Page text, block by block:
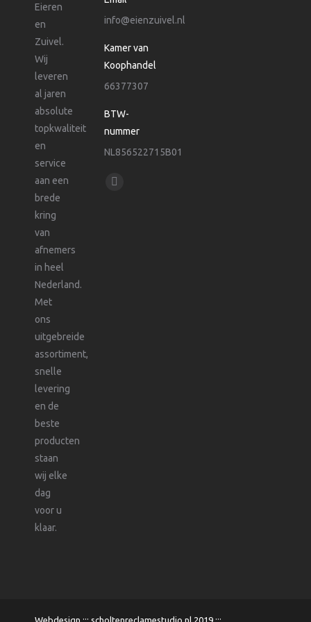
Eieren
en
Zuivel.
Wij
leveren
al jaren
absolute
topkwaliteit
en
service
aan een
brede
kring
van
afnemers
in heel
Nederland.
Met
ons
uitgebreide
assortiment,
snelle
levering
en de
beste
producten
staan
wij elke
dag
voor u
klaar.
info@eienzuivel.nl
Kamer van
Koophandel
66377307
BTW-
nummer
NL856522715B01
Vind ons op:
Webdesign ::: scholtenreclamestudio.nl 2019 :::